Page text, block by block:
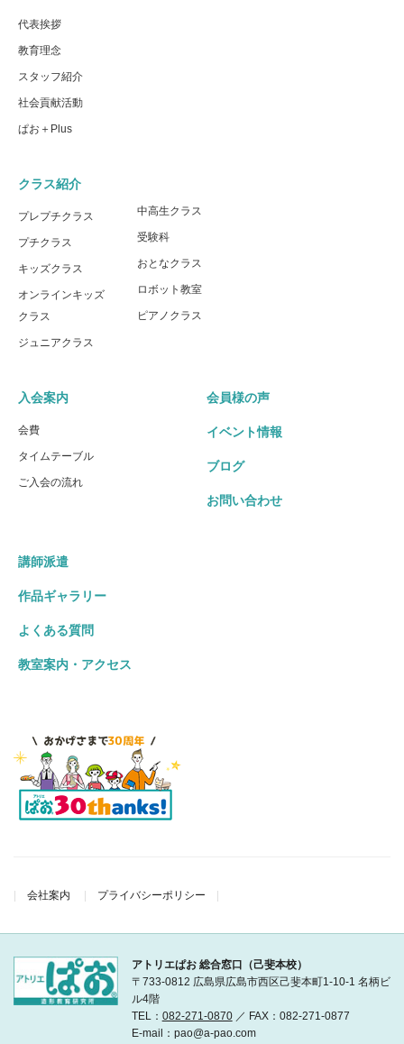
代表挨拶
教育理念
スタッフ紹介
社会貢献活動
ぱお＋Plus
クラス紹介
プレプチクラス
プチクラス
キッズクラス
オンラインキッズ
クラス
ジュニアクラス
中高生クラス
受験科
おとなクラス
ロボット教室
ピアノクラス
入会案内
会費
タイムテーブル
ご入会の流れ
会員様の声
イベント情報
ブログ
お問い合わせ
講師派遣
作品ギャラリー
よくある質問
教室案内・アクセス
会社案内 プライバシーポリシー
アトリエぱお 総合窓口（己斐本校）
〒733-0812 広島県広島市西区己斐本町1-10-1 名柄ビ
ル4階
TEL： 082-271-0870／ FAX：082-271-0877
E-mail：pao@a-pao.com